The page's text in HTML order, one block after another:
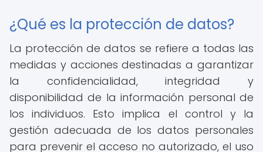
¿Qué es la protección de datos?
La protección de datos se refiere a todas las
medidas y acciones destinadas a garantizar
la confidencialidad, integridad y
disponibilidad de la información personal de
los individuos. Esto implica el control y la
gestión adecuada de los datos personales
para prevenir el acceso no autorizado, el uso